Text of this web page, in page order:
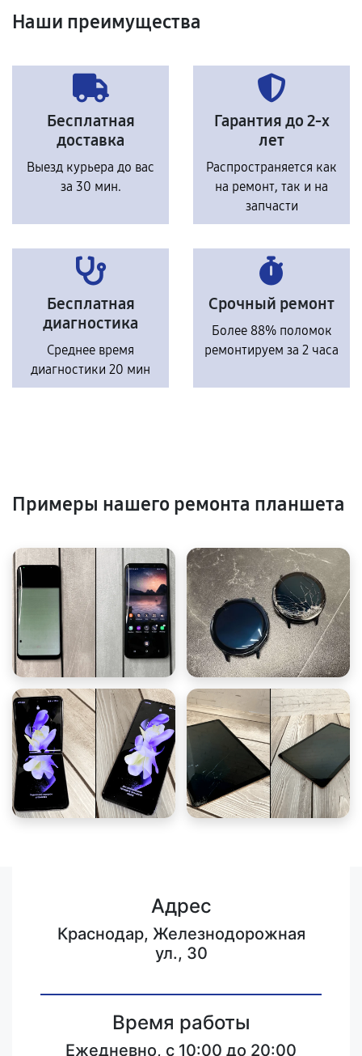
Наши преимущества
Бесплатная
доставка
Выезд курьера до вас
за 30 мин.
Гарантия до 2-х
лет
Распространяется как
на ремонт, так и на
запчасти
Бесплатная
диагностика
Среднее время
диагностики 20 мин
Срочный ремонт
Более 88% поломок
ремонтируем за 2 часа
Примеры нашего ремонта планшета
Адрес
Краснодар, Железнодорожная
ул., 30
Время работы
Ежедневно, с 10:00 до 20:00